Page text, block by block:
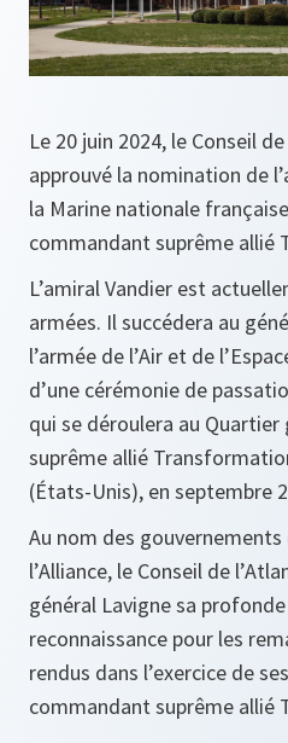
Le 20 juin 2024, le Conseil
approuvé la nomination de
la Marine nationale
commandant suprême allié
L’amiral Vandier est
armées. Il succédera au
l’armée de l’Air et de
d’une cérémonie de
qui se déroulera au
suprême allié
(États-Unis), en septembre
Au nom des
l’Alliance, le Conseil de
général Lavigne sa
reconnaissance pour les
rendus dans l’exercice de
commandant suprême allié